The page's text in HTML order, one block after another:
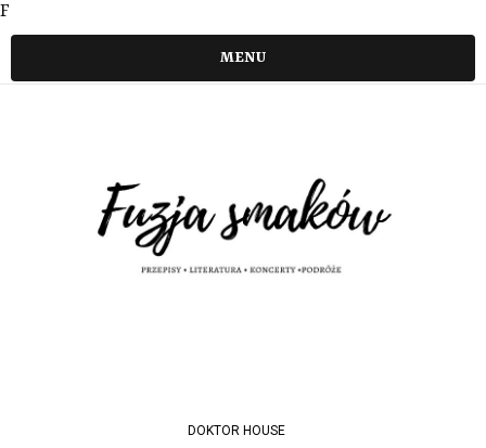
F
MENU
DOKTOR HOUSE